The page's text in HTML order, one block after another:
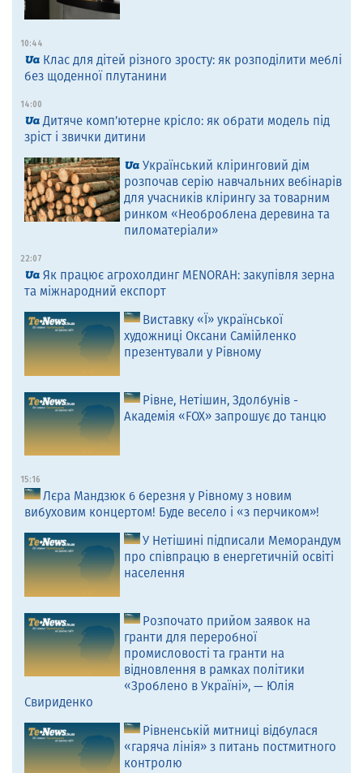
10:44
Клас для дітей різного зросту: як розподілити меблі
без щоденної плутанини
14:00
Дитяче комп’ютерне крісло: як обрати модель під
зріст і звички дитини
Український кліринговий дім
розпочав серію навчальних вебінарів
для учасників клірингу за товарним
ринком «Необроблена деревина та
пиломатеріали»
22:07
Як працює агрохолдинг MENORAH: закупівля зерна
та міжнародний експорт
Виставку «Ї» української
художниці Оксани Самійленко
презентували у Рівному
Рівне, Нетішин, Здолбунів -
Академія «FOX» запрошує до танцю
15:16
Лєра Мандзюк 6 березня у Рівному з новим
вибуховим концертом! Буде весело і «з перчиком»!
У Нетішині підписали Меморандум
про співпрацю в енергетичній освіті
населення
Розпочато прийом заявок на
гранти для переробної
промисловості та гранти на
відновлення в рамках політики
«Зроблено в Україні», — Юлія
Свириденко
Рівненській митниці відбулася
«гаряча лінія» з питань постмитного
контролю